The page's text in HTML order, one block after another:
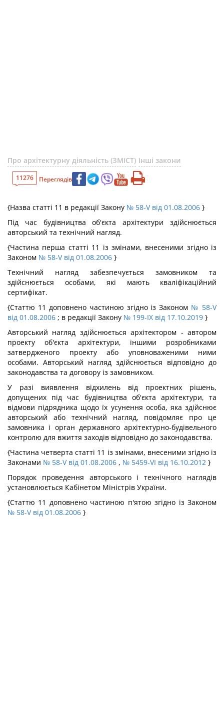
Про архітектурну діяльність (ЗМІСТ) Інші закони
11276 Переглядів
{Назва статті 11 в редакції Закону № 58-V від 01.08.2006 }
Під час будівництва об'єкта архітектури здійснюється
авторський та технічний нагляд.
{Частина перша статті 11 із змінами, внесеними згідно із
Законом № 58-V від 01.08.2006 }
Технічний нагляд забезпечується замовником та
здійснюється особами, які мають кваліфікаційний
сертифікат.
{Статтю 11 доповнено частиною згідно із Законом № 58-V
від 01.08.2006 ; в редакції Закону № 199-IX від 17.10.2019 }
Авторський нагляд здійснюється архітектором - автором
проекту об'єкта архітектури, іншими розробниками
затвердженого проекту або уповноваженими ними
особами. Авторський нагляд здійснюється відповідно до
законодавства та договору із замовником.
У разі виявлення відхилень від проектних рішень,
допущених під час будівництва об'єкта архітектури, та
відмови підрядника щодо їх усунення особа, яка здійснює
авторський або технічний нагляд, повідомляє про це
замовника і орган державного архітектурно-будівельного
контролю для вжиття заходів відповідно до законодавства.
{Частина четверта статті 11 із змінами, внесеними згідно із
Законами № 58-V від 01.08.2006 , № 5459-VI від 16.10.2012 }
Порядок проведення авторського і технічного наглядів
установлюється Кабінетом Міністрів України.
{Статтю 11 доповнено частиною п'ятою згідно із Законом
№ 58-V від 01.08.2006 }